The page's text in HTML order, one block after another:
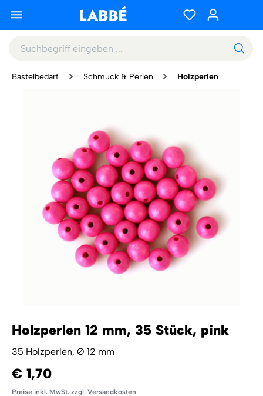
Bastelbedarf Schmuck & Perlen Holzperlen
Holzperlen 12 mm, 35 Stück, pink
35 Holzperlen, Ø 12 mm
€ 1,70
Preise inkl. MwSt. zzgl. Versandkosten